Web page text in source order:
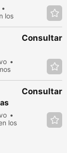
los
Consultar
los
Consultar